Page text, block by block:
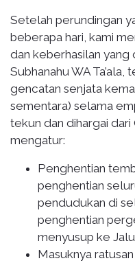
Setelah perundingan
beberapa hari, kami
dan keberhasilan yang
Subhanahu WA
gencatan senjata
sementara) selama
tekun dan dihargai
mengatur:
Penghentian
penghentian
pendudukan di
penghentian
menyusup ke
Masuknya